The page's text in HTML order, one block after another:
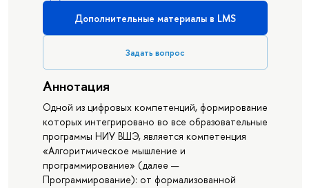
Дополнительные материалы в LMS
Задать вопрос
Аннотация
Одной из цифровых компетенций, формирование
которых интегрировано во все образовательные
программы НИУ ВШЭ, является компетенция
«Алгоритмическое мышление и
программирование» (далее —
Программирование): от формализованной